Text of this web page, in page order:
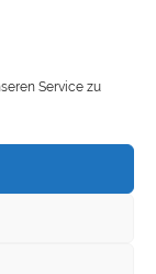
Service zu